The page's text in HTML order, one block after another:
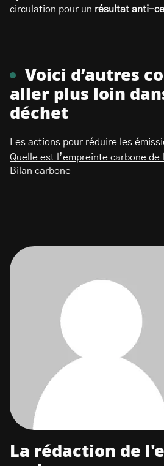
circulation pour un résultat anti-
Voici d’autres
aller plus loin
déchet
Les actions pour réduire les
Quelle est l’empreinte carbone de
Bilan carbone
La rédaction de